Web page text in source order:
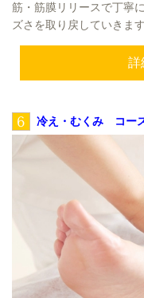
筋・筋膜リリースで丁寧
ズさを取り戻していきます
詳
6 冷え・むくみ コー